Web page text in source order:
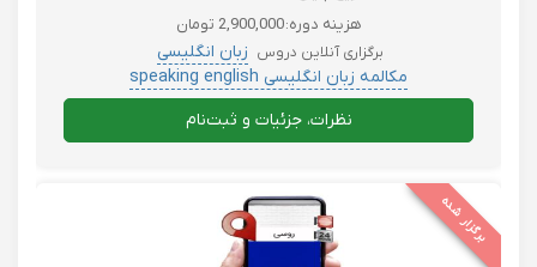
هزینه دوره:2,900,000 تومان
برگزاری آنلاین دروس زبان انگلیسی
مکالمه زبان انگلیسی speaking english
زبان انگلیسی لهجه نیتیو Native
نظرات، جزئیات و ثبت‌نام
برگزار شده